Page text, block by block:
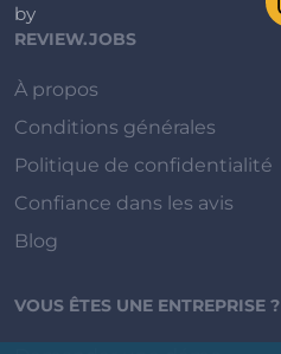
by
REVIEW.JOBS
À propos
Conditions générales
Politique de confidentialité
Confiance dans les avis
Blog
VOUS ÊTES UNE ENTREPRISE ?